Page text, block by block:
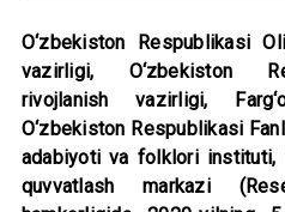
O‘zbekiston Respublikasi
vazirligi, O‘zbekiston
rivojlanish vazirligi,
O‘zbekiston Respublikasi
adabiyoti va folklori instituti,
quvvatlash markazi